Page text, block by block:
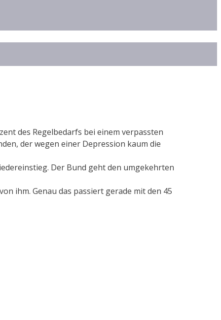
des Regelbedarfs bei einem verpassten
der wegen einer Depression kaum die
Der Bund geht den umgekehrten
ihm. Genau das passiert gerade mit den 45